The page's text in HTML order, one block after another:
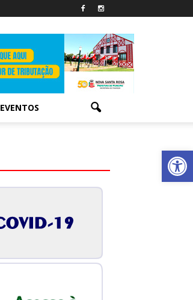
Abrir
EVENTOS